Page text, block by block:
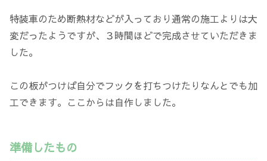
特装車のため断熱材などが入っており通常の施工よりは大
変だったようですが、３時間ほどで完成させていただきま
した。
この板がつけば自分でフックを打ちつけたりなんとでも加
工できます。ここからは自作しました。
準備したもの